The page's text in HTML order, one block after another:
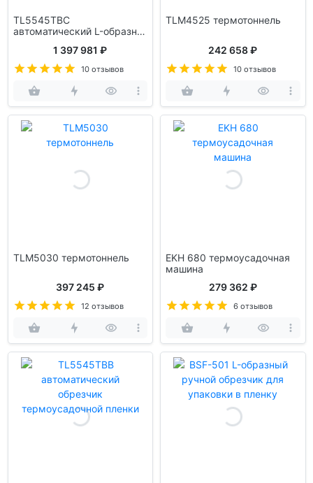
TL5545TBC
автоматический L-образн.
1 397 981 ₽
10 отзывов
TLM4525 термотоннель
242 658 ₽
10 отзывов
TLM5030 термотоннель
397 245 ₽
12 отзывов
EKH 680 термоусадочная
машина
279 362 ₽
6 отзывов